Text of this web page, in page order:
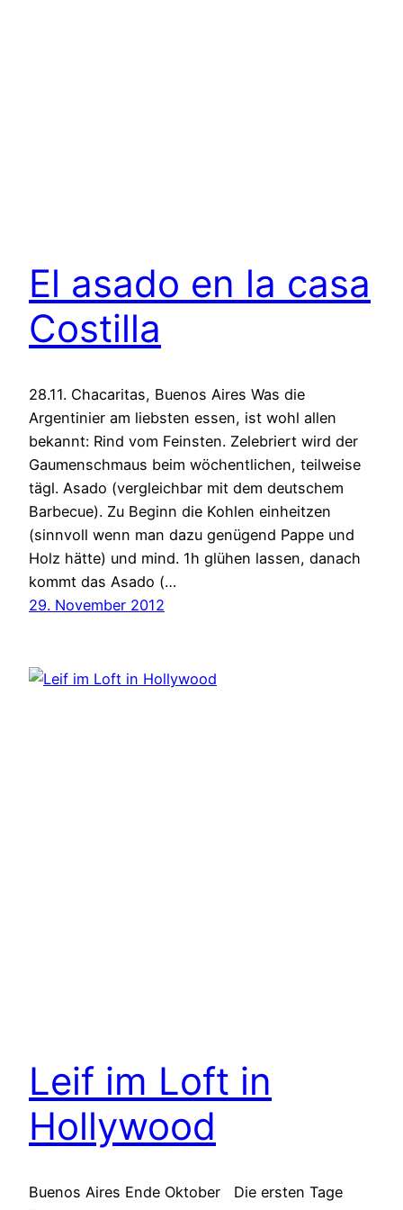
El asado en la casa
Costilla
28.11. Chacaritas, Buenos Aires Was die
Argentinier am liebsten essen, ist wohl allen
bekannt: Rind vom Feinsten. Zelebriert wird der
Gaumenschmaus beim wöchentlichen, teilweise
tägl. Asado (vergleichbar mit dem deutschem
Barbecue). Zu Beginn die Kohlen einheitzen
(sinnvoll wenn man dazu genügend Pappe und
Holz hätte) und mind. 1h glühen lassen, danach
kommt das Asado (…
29. November 2012
Leif im Loft in
Hollywood
Buenos Aires Ende Oktober Die ersten Tage